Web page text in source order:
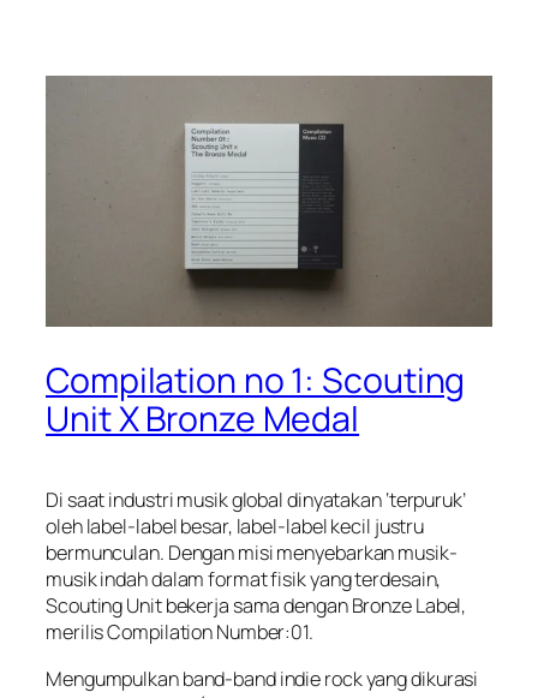
Compilation no 1: Scouting
Unit X Bronze Medal
Di saat industri musik global dinyatakan ‘terpuruk’
oleh label-label besar, label-label kecil justru
bermunculan. Dengan misi menyebarkan musik-
musik indah dalam format fisik yang terdesain,
Scouting Unit bekerja sama dengan Bronze Label,
merilis Compilation Number:01.
Mengumpulkan band-band indie rock yang dikurasi